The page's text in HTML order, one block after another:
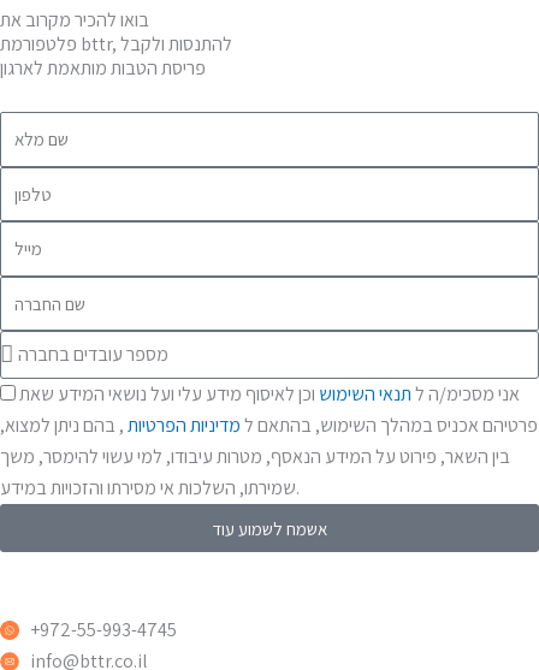
בואו להכיר מקרוב את
פלטפורמת bttr, להתנסות ולקבל
פריסת הטבות מותאמת לארגון
מייל
מספר
עובדים
בחברה
הסכמה אני מסכימ/ה לתנאי השימוש וכן לאיסוף מידע עלי ועל נושאי המידע שאת
פרטיהם אכניס במהלך השימוש, בהתאם למדיניות הפרטיות, בהם ניתן למצוא,
בין השאר, פירוט על המידע הנאסף, מטרות עיבודו, למי עשוי להימסר, משך
שמירתו, השלכות אי מסירתו והזכויות במידע.
אשמח לשמוע עוד
+972-55-993-4745
info@bttr.co.il